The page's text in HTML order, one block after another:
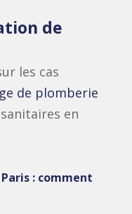
de
les cas
de plomberie
en
: comment